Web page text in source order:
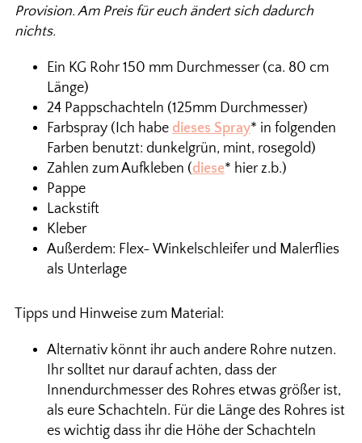
Provision. Am Preis für euch ändert sich dadurch
nichts.
Ein KG Rohr 150 mm Durchmesser (ca. 80 cm
Länge)
24 Pappschachteln (125mm Durchmesser)
Farbspray (Ich habe dieses Spray* in folgenden
Farben benutzt: dunkelgrün, mint, rosegold)
Zahlen zum Aufkleben (diese* hier z.b.)
Pappe
Lackstift
Kleber
Außerdem: Flex- Winkelschleifer und Malerflies
als Unterlage
Tipps und Hinweise zum Material:
Alternativ könnt ihr auch andere Rohre nutzen.
Ihr solltet nur darauf achten, dass der
Innendurchmesser des Rohres etwas größer ist,
als eure Schachteln. Für die Länge des Rohres ist
es wichtig dass ihr die Höhe der Schachteln